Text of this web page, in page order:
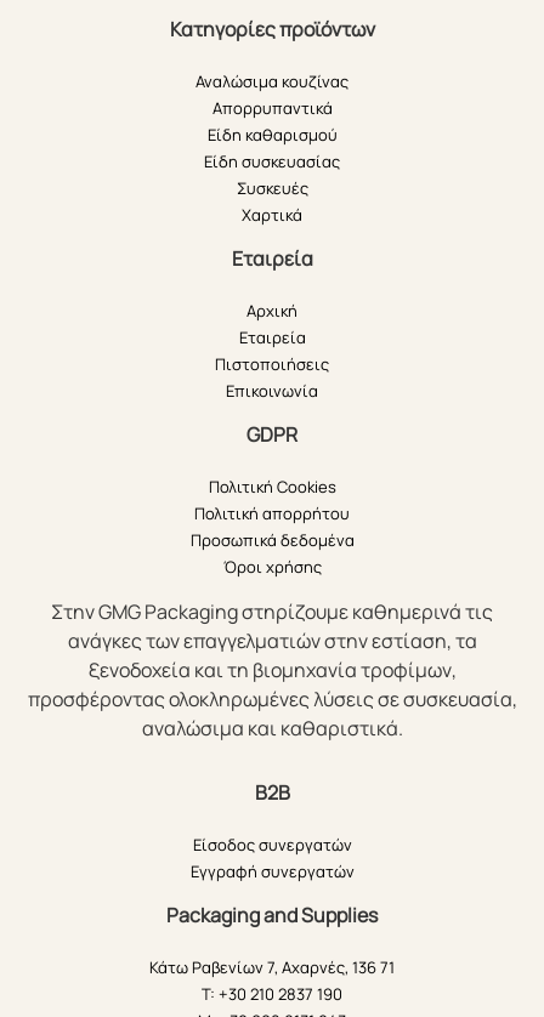
Κατηγορίες προϊόντων
Αναλώσιμα κουζίνας
Απορρυπαντικά
Είδη καθαρισμού
Είδη συσκευασίας
Συσκευές
Χαρτικά
Εταιρεία
Αρχική
Εταιρεία
Πιστοποιήσεις
Επικοινωνία
GDPR
Πολιτική Cookies
Πολιτική απορρήτου
Προσωπικά δεδομένα
Όροι χρήσης
Στην GMG Packaging στηρίζουμε καθημερινά τις
ανάγκες των επαγγελματιών στην εστίαση, τα
ξενοδοχεία και τη βιομηχανία τροφίμων,
προσφέροντας ολοκληρωμένες λύσεις σε συσκευασία,
αναλώσιμα και καθαριστικά.
B2B
Είσοδος συνεργατών
Εγγραφή συνεργατών
Packaging and Supplies
Κάτω Ραβενίων 7, Αχαρνές, 136 71
T: +30 210 2837 190